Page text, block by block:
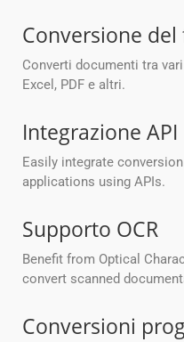
Conversione
Converti documenti tra
Excel, PDF e altri.
Integrazione API
Easily integrate
applications using APIs.
Supporto OCR
Benefit from Optical
convert scanned
Conversioni